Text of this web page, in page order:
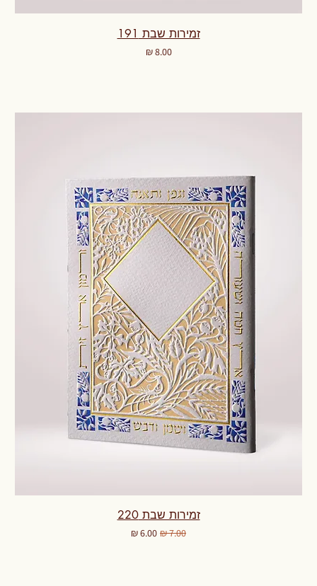
זמירות שבת 191
מחיר‏8.00 ‏₪
זמירות שבת 220
מחיר רגילמחיר מבצע